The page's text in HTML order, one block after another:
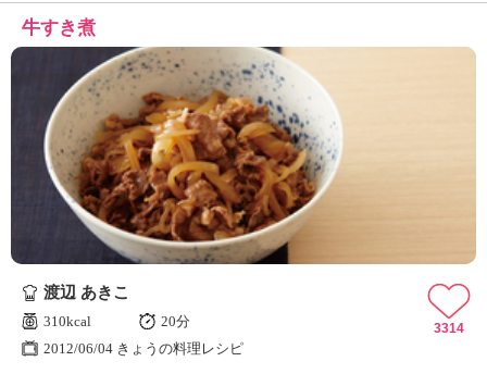
牛すき煮
渡辺 あきこ
310kcal
20分
2012/06/04 きょうの料理レシピ
3314